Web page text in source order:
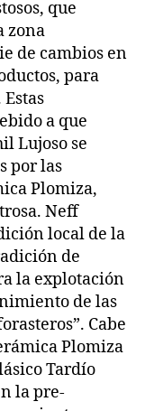
que
zona
de cambios en
para
a que
Lujoso se
por las
Plomiza,
Neff
local de la
de
la explotación
de las
Cabe
Plomiza
Tardío
la pre-